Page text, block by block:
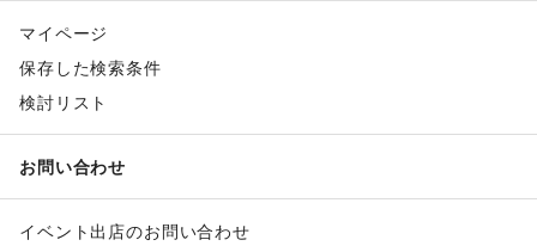
マイページ
保存した検索条件
検討リスト
お問い合わせ
イベント出店のお問い合わせ